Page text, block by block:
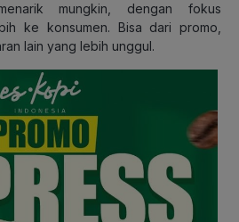
mungkin, dengan fokus
ke konsumen. Bisa dari promo,
lain yang lebih unggul.